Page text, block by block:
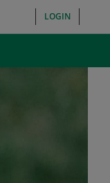
LOGIN